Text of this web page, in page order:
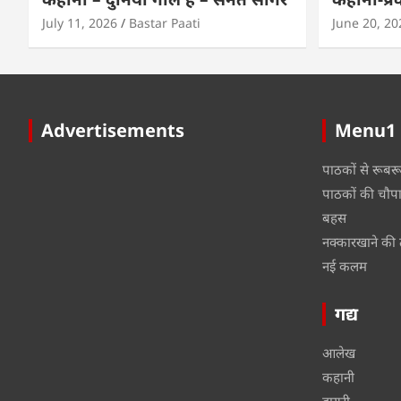
July 11, 2026 Bastar Paati June 20,
Advertisements Menu1
पाठकों से रूबरू
पाठकों की
बहस
नक्कारखाने की
नई कलम
गद्य
आलेख
कहानी